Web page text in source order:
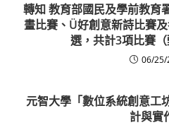
轉知 教育部國民及學前教育
畫比賽、Ü好創意新詩比賽
選，共計3項比賽
06/25/
元智大學「數位系統創意
計與實